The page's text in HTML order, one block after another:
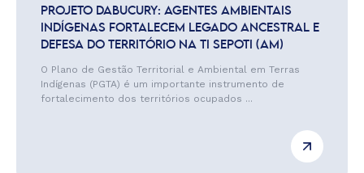
PROJETO DABUCURY: AGENTES AMBIENTAIS
INDÍGENAS FORTALECEM LEGADO ANCESTRAL E
DEFESA DO TERRITÓRIO NA TI SEPOTI (AM)
O Plano de Gestão Territorial e Ambiental em Terras
Indígenas (PGTA) é um importante instrumento de
fortalecimento dos territórios ocupados ...